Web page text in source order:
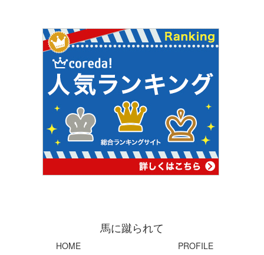
馬に蹴られて
HOME PROFILE